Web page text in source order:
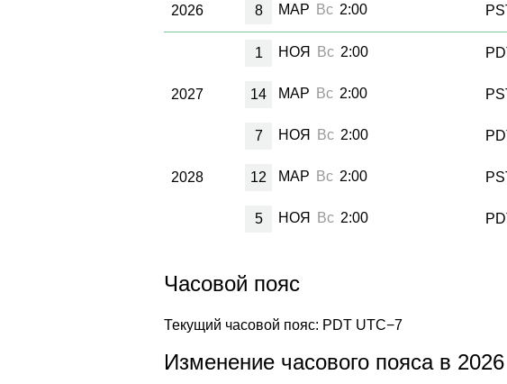
2026 8 МАР Вс 2:00
1 НОЯ Вс 2:00
2027 14 МАР Вс 2:00
7 НОЯ Вс 2:00
2028 12 МАР Вс 2:00
5 НОЯ Вс 2:00
Часовой пояс
Текущий часовой пояс: PDT UTC−7
Изменение часового пояса в 2026